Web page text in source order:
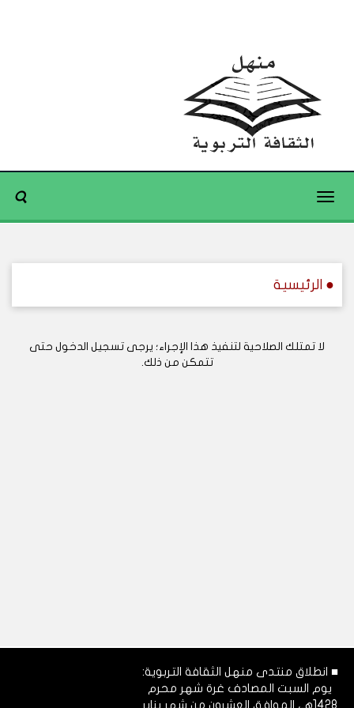
Toggle
● الرئيسية
لا تمتلك الصلاحية لتنفيذ هذا الإجراء؛ يرجى تسجيل الدخول حتى
تتمكن من ذلك.
■ انطلاق منتدى منهل الثقافة التربوية:
يوم السبت المصادف غرة شهر محرم
1428هـ، الموافق العشرون من شهر يناير